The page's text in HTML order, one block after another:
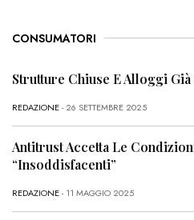
CONSUMATORI
Strutture Chiuse E Alloggi
REDAZIONE- 26 SETTEMBRE 2025
Antitrust Accetta Le
“Insoddisfacenti”
REDAZIONE- 11 MAGGIO 2025